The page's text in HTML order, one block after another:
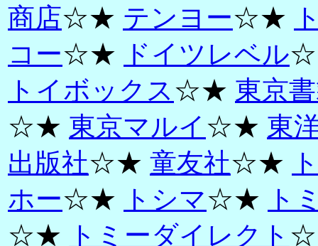
商店☆★ テンヨー☆★
コー☆★ ドイツレベル
トイボックス☆★ 東京
☆★ 東京マルイ ☆★ 東
出版社☆★ 童友社☆★
ホー☆★ トシマ☆★
ト
☆★
トミーダイレクト